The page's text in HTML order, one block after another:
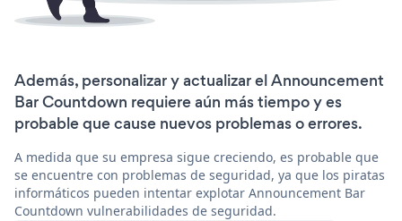
Además, personalizar y actualizar el Announcement
Bar Countdown requiere aún más tiempo y es
probable que cause nuevos problemas o errores.
A medida que su empresa sigue creciendo, es probable que
se encuentre con problemas de seguridad, ya que los piratas
informáticos pueden intentar explotar Announcement Bar
Countdown vulnerabilidades de seguridad.